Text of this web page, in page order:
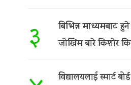
३ बिभिन्न माध्यमबाट
जोखिम बारे किशोर
विद्यालयलाई स्मार्ट